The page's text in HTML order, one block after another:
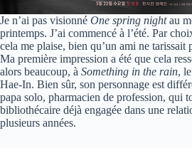
Je n’ai pas visionné One spring nightau
printemps. J’ai commencé à l’été. Par
cela me plaise, bien qu’un ami ne tarissait
Ma première impression a été que cela
alors beaucoup, à Something in the rain,
Hae-In. Bien sûr, son personnage est
papa solo, pharmacien de profession, qui
bibliothécaire déjà engagée dans une
plusieurs années.